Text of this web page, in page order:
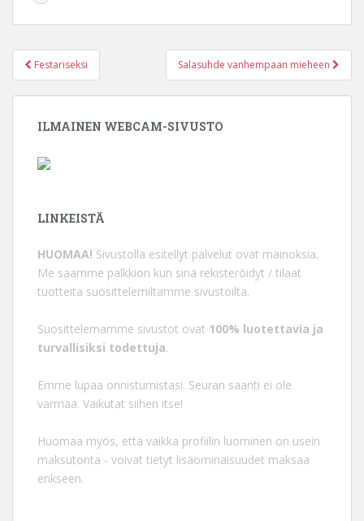
Post navigation
Festariseksi Salasuhde vanhempaan mieheen
ILMAINEN WEBCAM-SIVUSTO
LINKEISTÄ
HUOMAA! Sivustolla esitellyt palvelut ovat mainoksia.
Me saamme palkkion kun sinä rekisteröidyt / tilaat
tuotteita suosittelemiltamme sivustoilta.
Suosittelemamme sivustot ovat 100% luotettavia ja
turvallisiksi todettuja.
Emme lupaa onnistumistasi. Seuran saanti ei ole
varmaa. Vaikutat siihen itse!
Huomaa myös, että vaikka profiilin luominen on usein
maksutonta - voivat tietyt lisäominaisuudet maksaa
erikseen.